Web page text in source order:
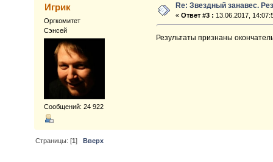
Игрик
Оргкомитет
Сэнсей
Сообщений: 24 922
Re: Звездный занавес.
«Ответ #3 : 13.06.2017,
Результаты признаны
Страницы: [1]Вверх